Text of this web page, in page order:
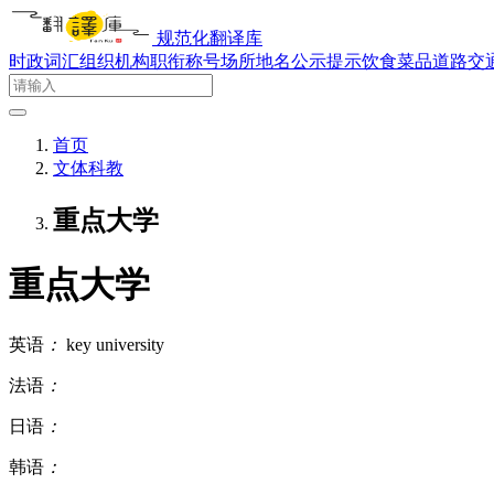
规范化翻译库
时政词汇组织机构职衔称号场所地名公示提示饮食菜品道路交
首页
文体科教
重点大学
重点大学
英语 ： key university
法语 ：
日语 ：
韩语 ：